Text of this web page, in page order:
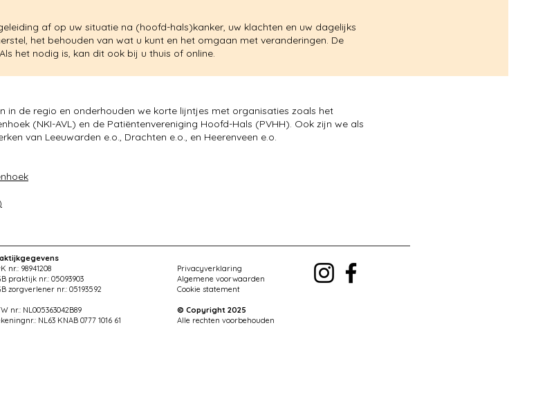
af op uw situatie na (hoofd-hals)kanker, uw klachten en uw dagelijks
het behouden van wat u kunt en het omgaan met veranderingen. De
het nodig is, kan dit ook bij u thuis of online.
in de regio en onderhouden we korte lijntjes met organisaties zoals het
(NKI-AVL) en de Patiëntenvereniging Hoofd-Hals (PVHH). Ook zijn we als
van Leeuwarden e.o., Drachten e.o., en Heerenveen e.o.
nr.: 98941208
praktijk nr.: 05093903
zorgverlener nr.: 05193592
nr.: NL005363042B89​​​​​​
NL63 KNAB 0777 1016 61
Privacyverklaring
Algemene voorwaarden
Cookie statement
© Copyright 2025
Alle rechten voorbehouden